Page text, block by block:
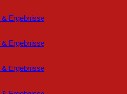
& Ergebnisse
& Ergebnisse
& Ergebnisse